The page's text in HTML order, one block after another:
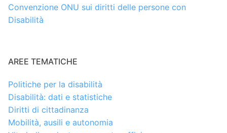
Convenzione ONU sui diritti delle persone con
Disabilità
AREE TEMATICHE
Politiche per la disabilità
Disabilità: dati e statistiche
Diritti di cittadinanza
Mobilità, ausili e autonomia